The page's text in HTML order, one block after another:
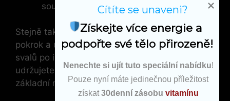
soustředění.
Stejně tak je regenerace klíčovým faktorem pro
pokrok a udržení zdraví. Usnadňuje zotavení
svalů po intenzivním tréninku a zajišťuje, že si
udržujete vysokou úroveň energie. Mezi
základní metody regenerace patří:
Získejte více energie a
podpořte své tělo přirozeně!
Nenechte si ujít tuto speciální nabídku!
Pouze nyní máte jedinečnou příležitost
získat 30denní zásobu vitamínu
Cítíte se unaveni?